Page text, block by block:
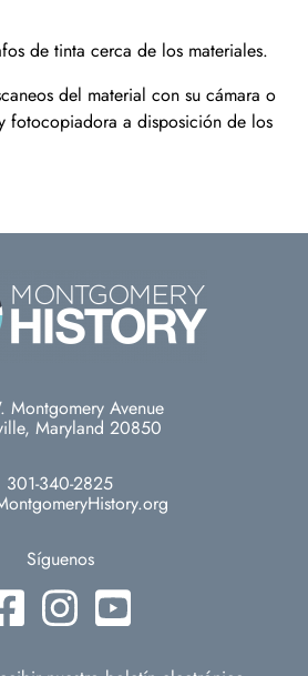
de tinta cerca de los materiales.
del material con su cámara o
fotocopiadora a disposición de los
Montgomery Avenue
Maryland 20850
301-340-2825
Síguenos